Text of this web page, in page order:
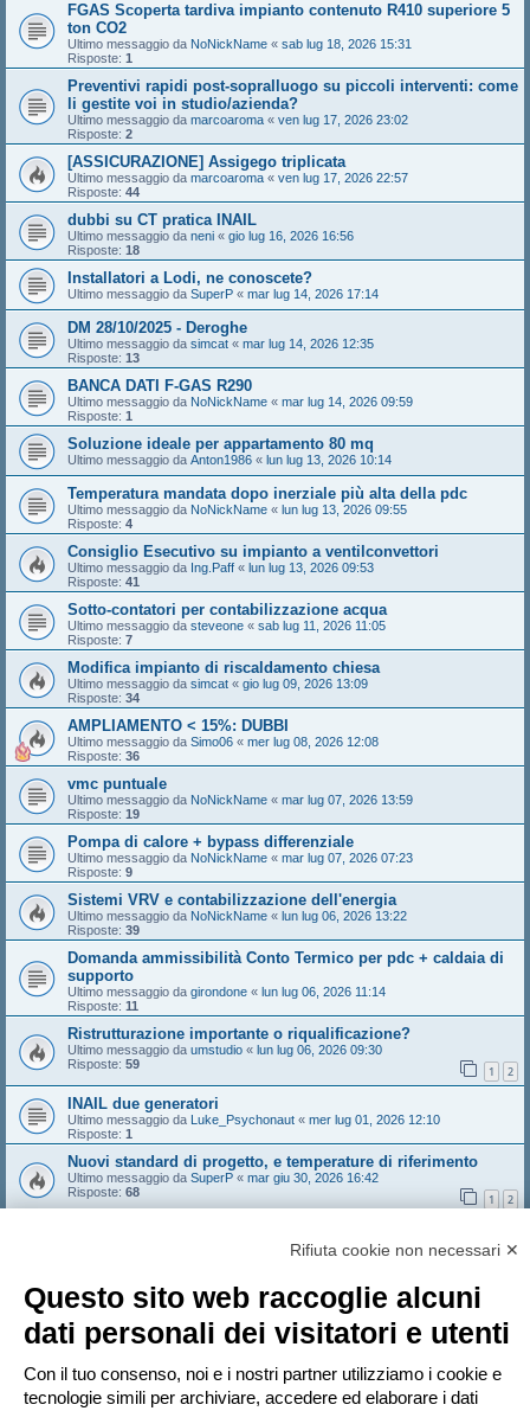
FGAS Scoperta tardiva impianto contenuto R410 superiore 5
ton CO2
Ultimo messaggio da NoNickName « sab lug 18, 2026 15:31
Risposte: 1
Preventivi rapidi post-sopralluogo su piccoli interventi: come
li gestite voi in studio/azienda?
Ultimo messaggio da marcoaroma « ven lug 17, 2026 23:02
Risposte: 2
[ASSICURAZIONE] Assigego triplicata
Ultimo messaggio da marcoaroma « ven lug 17, 2026 22:57
Risposte: 44
dubbi su CT pratica INAIL
Ultimo messaggio da neni « gio lug 16, 2026 16:56
Risposte: 18
Installatori a Lodi, ne conoscete?
Ultimo messaggio da SuperP « mar lug 14, 2026 17:14
DM 28/10/2025 - Deroghe
Ultimo messaggio da simcat « mar lug 14, 2026 12:35
Risposte: 13
BANCA DATI F-GAS R290
Ultimo messaggio da NoNickName « mar lug 14, 2026 09:59
Risposte: 1
Soluzione ideale per appartamento 80 mq
Ultimo messaggio da Anton1986 « lun lug 13, 2026 10:14
Temperatura mandata dopo inerziale più alta della pdc
Ultimo messaggio da NoNickName « lun lug 13, 2026 09:55
Risposte: 4
Consiglio Esecutivo su impianto a ventilconvettori
Ultimo messaggio da Ing.Paff « lun lug 13, 2026 09:53
Risposte: 41
Sotto-contatori per contabilizzazione acqua
Ultimo messaggio da steveone « sab lug 11, 2026 11:05
Risposte: 7
Modifica impianto di riscaldamento chiesa
Ultimo messaggio da simcat « gio lug 09, 2026 13:09
Risposte: 34
AMPLIAMENTO < 15%: DUBBI
Ultimo messaggio da Simo06 « mer lug 08, 2026 12:08
Risposte: 36
vmc puntuale
Ultimo messaggio da NoNickName « mar lug 07, 2026 13:59
Risposte: 19
Pompa di calore + bypass differenziale
Ultimo messaggio da NoNickName « mar lug 07, 2026 07:23
Risposte: 9
Sistemi VRV e contabilizzazione dell'energia
Ultimo messaggio da NoNickName « lun lug 06, 2026 13:22
Risposte: 39
Domanda ammissibilità Conto Termico per pdc + caldaia di
supporto
Ultimo messaggio da girondone « lun lug 06, 2026 11:14
Risposte: 11
Ristrutturazione importante o riqualificazione?
Ultimo messaggio da umstudio « lun lug 06, 2026 09:30
Risposte: 59 1 2
INAIL due generatori
Ultimo messaggio da Luke_Psychonaut « mer lug 01, 2026 12:10
Risposte: 1
Nuovi standard di progetto, e temperature di riferimento
Ultimo messaggio da SuperP « mar giu 30, 2026 16:42
Risposte: 68 1 2
mar giu 30, 2026 16:05
Nuovo argomento
Pagina 1 di 257
1 2 3 4 5 257 Prossimo
Vai a
Rifiuta cookie non necessari ✕
Questo sito web raccoglie alcuni
dati personali dei visitatori e utenti
Con il tuo consenso, noi e i nostri partner utilizziamo i cookie e
tecnologie simili per archiviare, accedere ed elaborare i dati